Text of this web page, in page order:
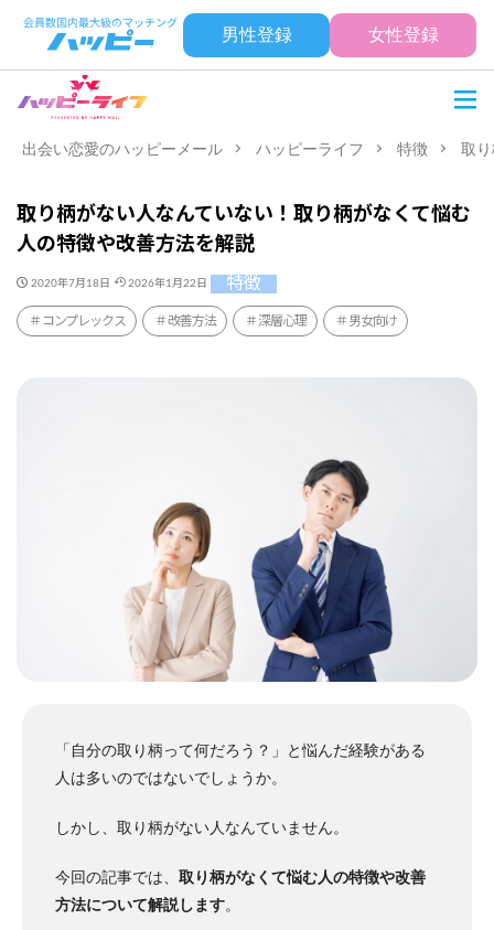
男性登録 女性登録
出会い恋愛のハッピーメール ハッピーライフ 特徴 取
取り柄がない人なんていない！取り柄がなくて悩む
人の特徴や改善方法を解説
2020年7月18日 2026年1月22日 特徴
コンプレックス 改善方法 深層心理 男女向け
「自分の取り柄って何だろう？」と悩んだ経験がある
人は多いのではないでしょうか。
しかし、取り柄がない人なんていません。
今回の記事では、 取り柄がなくて悩む人の特徴や改善
方法について解説します。